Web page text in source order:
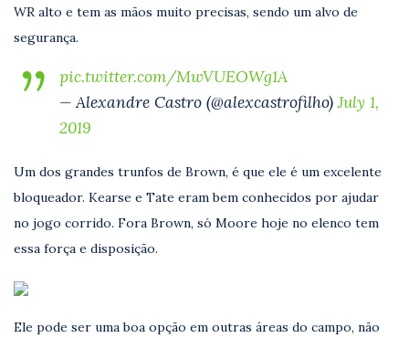
WR alto e tem as mãos muito precisas, sendo um alvo de
segurança.
pic.twitter.com/MwVUEOWg1A
— Alexandre Castro (@alexcastrofilho)July 1,
2019
Um dos grandes trunfos de Brown, é que ele é um excelente
bloqueador. Kearse e Tate eram bem conhecidos por ajudar
no jogo corrido. Fora Brown, só Moore hoje no elenco tem
essa força e disposição.
Ele pode ser uma boa opção em outras áreas do campo, não